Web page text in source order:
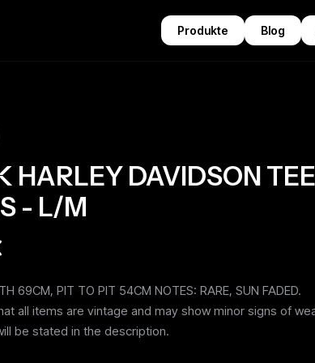
Produkte Blog
HARLEY DAVIDSON TEE
- L/M
69CM, PIT TO PIT 54CM NOTES: RARE, SUN FADED.
all items are vintage and may show minor signs of
be stated in the description.